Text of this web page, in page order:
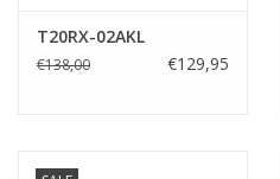
T20RX-02AKL
€138,00 €129,95